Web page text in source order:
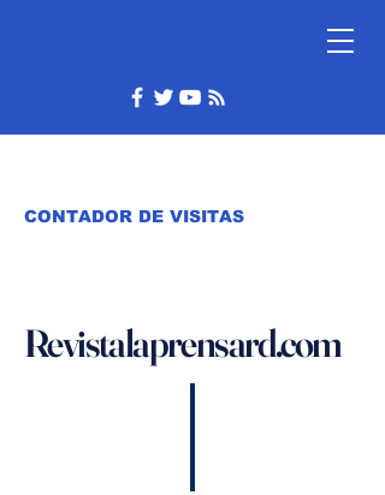
CONTADOR DE VISITAS
Revistalaprensard.com